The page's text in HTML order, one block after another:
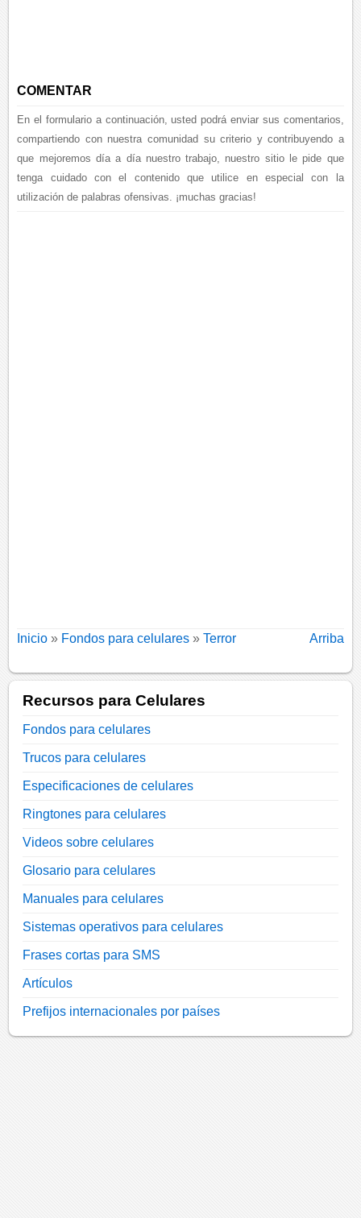
COMENTAR
En el formulario a continuación, usted podrá enviar sus comentarios,
compartiendo con nuestra comunidad su criterio y contribuyendo a
que mejoremos día a día nuestro trabajo, nuestro sitio le pide que
tenga cuidado con el contenido que utilice en especial con la
utilización de palabras ofensivas. ¡muchas gracias!
Inicio » Fondos para celulares »Terror Arriba
Recursos para Celulares
Fondos para celulares
Trucos para celulares
Especificaciones de celulares
Ringtones para celulares
Videos sobre celulares
Glosario para celulares
Manuales para celulares
Sistemas operativos para celulares
Frases cortas para SMS
Artículos
Prefijos internacionales por países